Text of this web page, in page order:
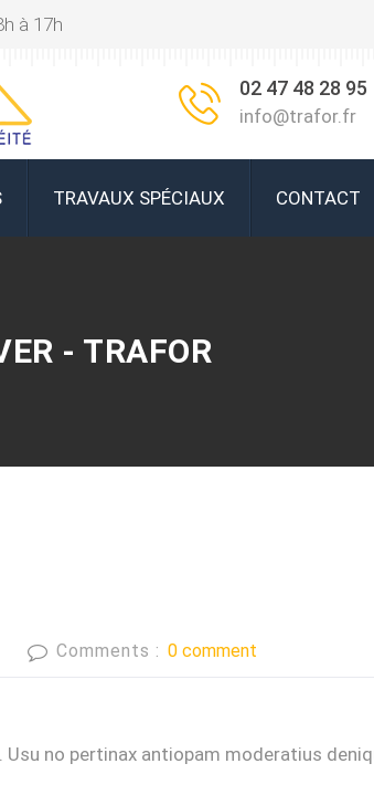
à 17h
02 47 48 28 95
info@trafor.fr
TRAVAUX SPÉCIAUX CONTACT
- TRAFOR
Comments : 0 comment
no pertinax antiopam moderatius